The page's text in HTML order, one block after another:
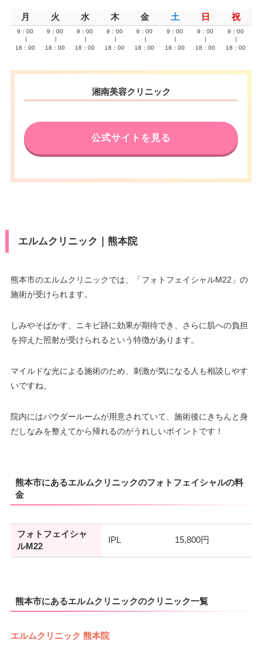
月 火 水 木 金 土 日 祝
9：00
18：00
9：00
18：00
9：00
18：00
9：00
18：00
9：00
18：00
9：00
18：00
9：00
18：00
9：00
18：00
湘南美容クリニック
公式サイトを見る
エルムクリニック｜熊本院
熊本市のエルムクリニックでは、「フォトフェイシャルM22」の
施術が受けられます。
しみやそばかす、ニキビ跡に効果が期待でき、さらに肌への負担
を抑えた照射が受けられるという特徴があります。
マイルドな光による施術のため、刺激が気になる人も相談しやす
いですね。
院内にはパウダールームが用意されていて、施術後にきちんと身
だしなみを整えてから帰れるのがうれしいポイントです！
熊本市にあるエルムクリニックのフォトフェイシャルの料
金
フォトフェイシャ
ルM22
IPL 15,800円
熊本市にあるエルムクリニックのクリニック一覧
エルムクリニック 熊本院